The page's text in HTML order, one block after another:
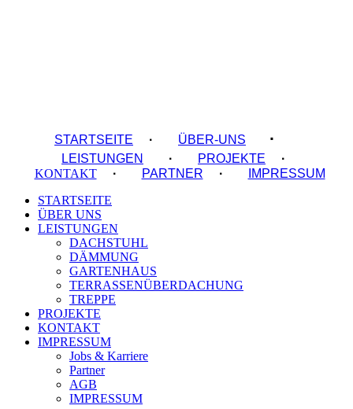
STARTSEITE · ÜBER-UNS ·
LEISTUNGEN · PROJEKTE
·
KONTAKT
· PARTNER ·
IMPRESSUM
STARTSEITE
ÜBER UNS
LEISTUNGEN
DACHSTUHL
DÄMMUNG
GARTENHAUS
TERRASSENÜBERDACHUNG
TREPPE
PROJEKTE
KONTAKT
IMPRESSUM
Jobs & Karriere
Partner
AGB
IMPRESSUM